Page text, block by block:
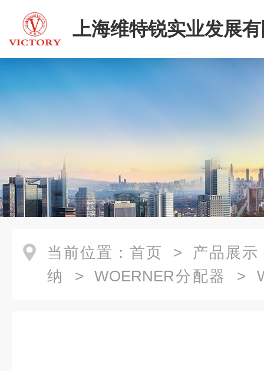
上海维特锐实业发展
当前位置： 首页 > 产品展示
纳
> WOERNER分配器 >